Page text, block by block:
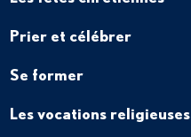
Prier et célébrer
Se former
Les vocations religieuses